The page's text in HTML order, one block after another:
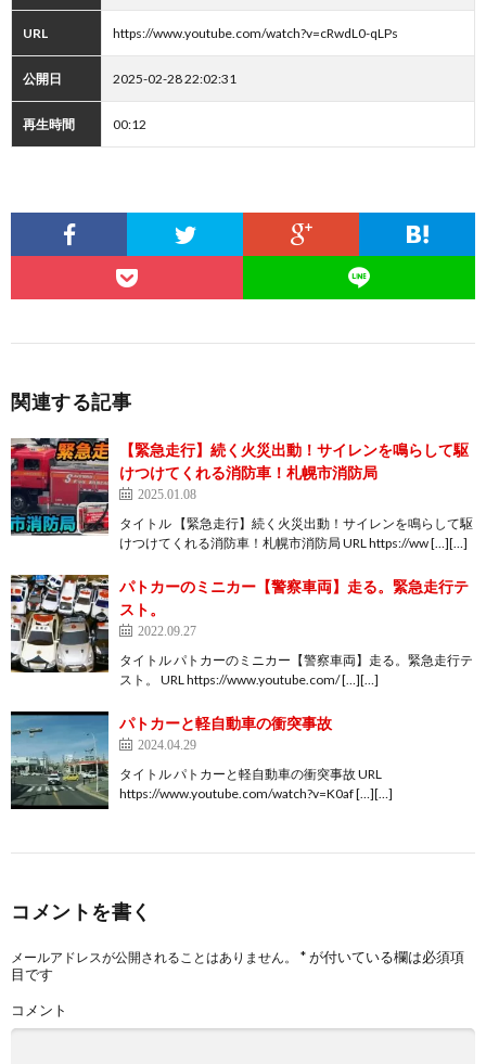
URL https://www.youtube.com/watch?v=cRwdL0-qLPs
公開日 2025-02-28 22:02:31
再生時間 00:12
関連する記事
【緊急走行】続く火災出動！サイレンを鳴らして駆
けつけてくれる消防車！札幌市消防局
2025.01.08
タイトル 【緊急走行】続く火災出動！サイレンを鳴らして駆
けつけてくれる消防車！札幌市消防局 URL https://ww […][…]
パトカーのミニカー【警察車両】走る。緊急走行テ
スト。
2022.09.27
タイトル パトカーのミニカー【警察車両】走る。緊急走行テ
スト。 URL https://www.youtube.com/ […][…]
パトカーと軽自動車の衝突事故
2024.04.29
タイトル パトカーと軽自動車の衝突事故 URL
https://www.youtube.com/watch?v=K0af […][…]
コメントを書く
メールアドレスが公開されることはありません。 *が付いている欄は必須項
目です
コメント